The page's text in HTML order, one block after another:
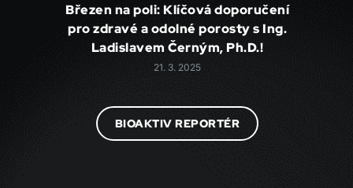
Březen na poli: Klíčová doporučení
pro zdravé a odolné porosty s Ing.
Ladislavem Černým, Ph.D.!
21. 3. 2025
BIOAKTIV REPORTÉR